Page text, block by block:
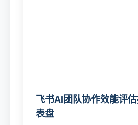
飞书AI团队协作效能评
表盘